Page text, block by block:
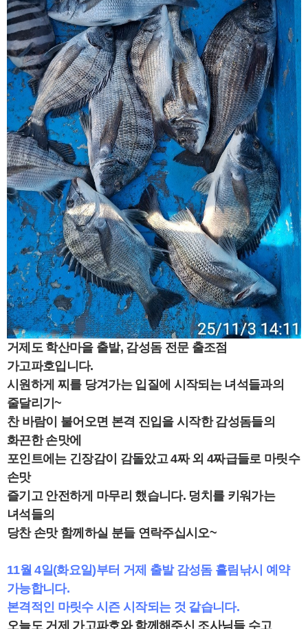
거제도 학산마을 출발, 감성돔 전문 출조점
가고파호입니다.
시원하게 찌를 당겨가는 입질에 시작되는 녀석들과의
줄달리기~
찬 바람이 불어오면 본격 진입을 시작한 감성돔들의
화끈한 손맛에
포인트에는 긴장감이 감돌았고 4짜 외 4짜급들로 마릿수
손맛
즐기고 안전하게 마무리 했습니다. 덩치를 키워가는
녀석들의
당찬 손맛 함께하실 분들 연락주십시오~
11월 4일(화요일)부터 거제 출발 감성돔 흘림낚시 예약
가능합니다.
본격적인 마릿수 시즌 시작되는 것 같습니다.
오늘도 거제 가고파호와 함께해주신 조사님들 수고